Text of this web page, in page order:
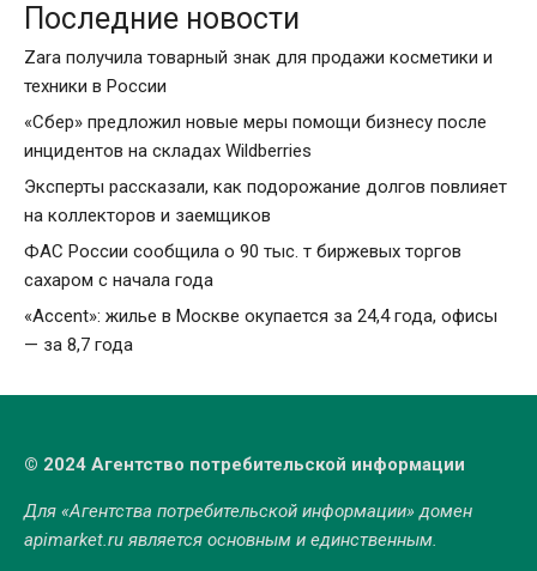
Последние новости
Zara получила товарный знак для продажи косметики и
техники в России
«Сбер» предложил новые меры помощи бизнесу после
инцидентов на складах Wildberries
Эксперты рассказали, как подорожание долгов повлияет
на коллекторов и заемщиков
ФАС России сообщила о 90 тыс. т биржевых торгов
сахаром с начала года
«Accent»: жилье в Москве окупается за 24,4 года, офисы
— за 8,7 года
© 2024 Агентство потребительской информации
Для «Агентства потребительской информации» домен
apimarket.ruявляется основным и единственным.